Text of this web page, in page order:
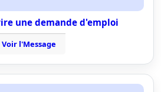
une demande d'emploi
Voir l'Message